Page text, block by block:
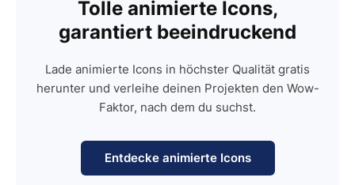
Tolle animierte Icons,
garantiert beeindruckend
Lade animierte Icons in höchster Qualität gratis
herunter und verleihe deinen Projekten den Wow-
Faktor, nach dem du suchst.
Entdecke animierte Icons